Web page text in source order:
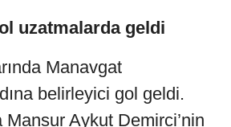
uzatmalarda geldi
Manavgat
belirleyici gol geldi.
Aykut Demirci’nin